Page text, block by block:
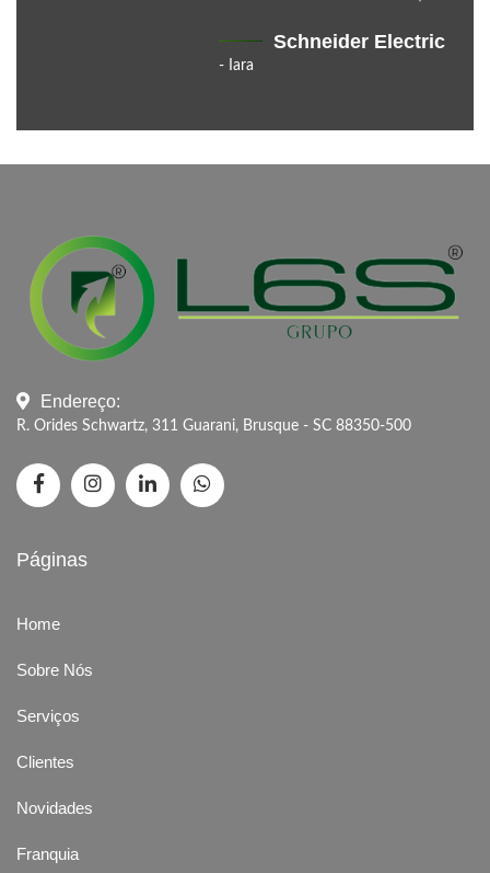
Schneider Electric
- Iara
Endereço:
R. Orides Schwartz, 311 Guarani, Brusque - SC 88350-500
Páginas
Home
Sobre Nós
Serviços
Clientes
Novidades
Franquia